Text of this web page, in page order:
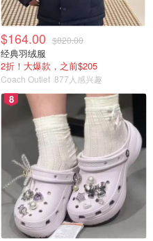
$164.00 $820.00
经典羽绒服
2折！大爆款，之前$205
Coach Outlet 877人感兴趣
8